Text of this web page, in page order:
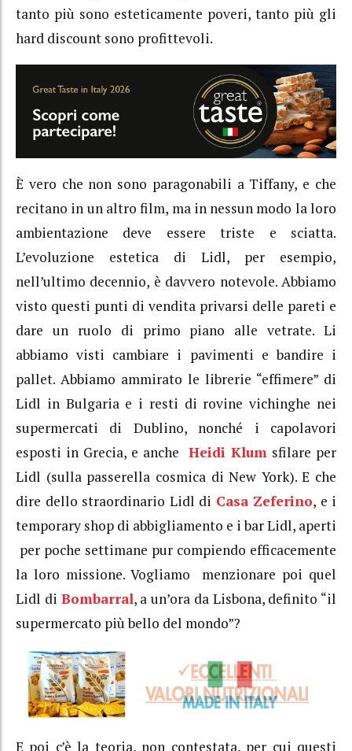
tanto più sono esteticamente poveri, tanto più gli
hard discount sono profittevoli.
È vero che non sono paragonabili a Tiffany, e che
recitano in un altro film, ma in nessun modo la loro
ambientazione deve essere triste e sciatta.
L’evoluzione estetica di Lidl, per esempio,
nell’ultimo decennio, è davvero notevole. Abbiamo
visto questi punti di vendita privarsi delle pareti e
dare un ruolo di primo piano alle vetrate. Li
abbiamo visti cambiare i pavimenti e bandire i
pallet. Abbiamo ammirato le librerie “effimere” di
Lidl in Bulgaria e i resti di rovine vichinghe nei
supermercati di Dublino, nonché i capolavori
esposti in Grecia, e anche Heidi Klum sfilare per
Lidl (sulla passerella cosmica di New York). E che
dire dello straordinario Lidl di Casa Zeferino, e i
temporary shop di abbigliamento e i bar Lidl, aperti
per poche settimane pur compiendo efficacemente
la loro missione. Vogliamo menzionare poi quel
Lidl di Bombarral, a un’ora da Lisbona, definito “il
supermercato più bello del mondo”?
E poi c’è la teoria, non contestata, per cui questi